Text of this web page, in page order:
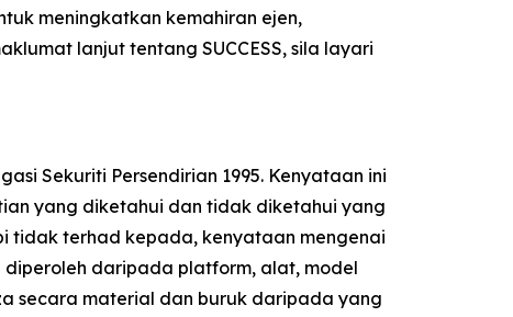
meningkatkan kemahiran ejen,
lanjut tentang SUCCESS, sila layari
Sekuriti Persendirian 1995. Kenyataan ini
yang diketahui dan tidak diketahui yang
tidak terhad kepada, kenyataan mengenai
daripada platform, alat, model
secara material dan buruk daripada yang